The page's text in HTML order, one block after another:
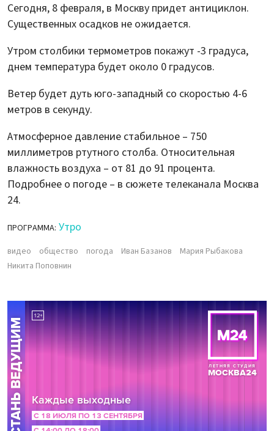
Сегодня, 8 февраля, в Москву придет антициклон.
Существенных осадков не ожидается.
Утром столбики термометров покажут -3 градуса,
днем температура будет около 0 градусов.
Ветер будет дуть юго-западный со скоростью 4-6
метров в секунду.
Атмосферное давление стабильное – 750
миллиметров ртутного столба. Относительная
влажность воздуха – от 81 до 91 процента.
Подробнее о погоде – в сюжете телеканала Москва
24.
ПРОГРАММА: Утро
видео общество погода Иван Базанов
Мария Рыбакова
Никита Поповнин